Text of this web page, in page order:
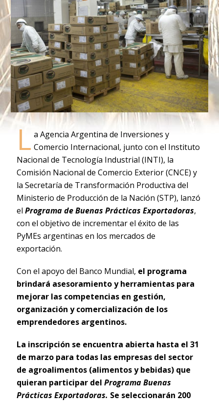
L a Agencia Argentina de Inversiones y
Comercio Internacional, junto con el Instituto
Nacional de Tecnología Industrial (INTI), la
Comisión Nacional de Comercio Exterior (CNCE) y
la Secretaría de Transformación Productiva del
Ministerio de Producción de la Nación (STP), lanzó
el Programa de Buenas Prácticas Exportadoras,
con el objetivo de incrementar el éxito de las
PyMEs argentinas en los mercados de
exportación.
Con el apoyo del Banco Mundial, el programa
brindará asesoramiento y herramientas para
mejorar las competencias en gestión,
organización y comercialización de los
emprendedores argentinos.
La inscripción se encuentra abierta hasta el 31
de marzo para todas las empresas del sector
de agroalimentos (alimentos y bebidas) que
quieran participar del Programa Buenas
Prácticas Exportadoras. Se seleccionarán 200